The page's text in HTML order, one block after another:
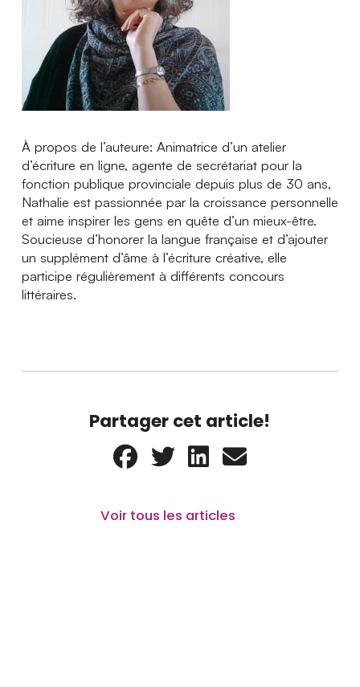
À propos de l’auteure: Animatrice d’un atelier
d’écriture en ligne, agente de secrétariat pour la
fonction publique provinciale depuis plus de 30 ans,
Nathalie est passionnée par la croissance personnelle
et aime inspirer les gens en quête d’un mieux-être.
Soucieuse d’honorer la langue française et d’ajouter
un supplément d’âme à l’écriture créative, elle
participe régulièrement à différents concours
littéraires.
Partager cet article!
Voir tous les articles